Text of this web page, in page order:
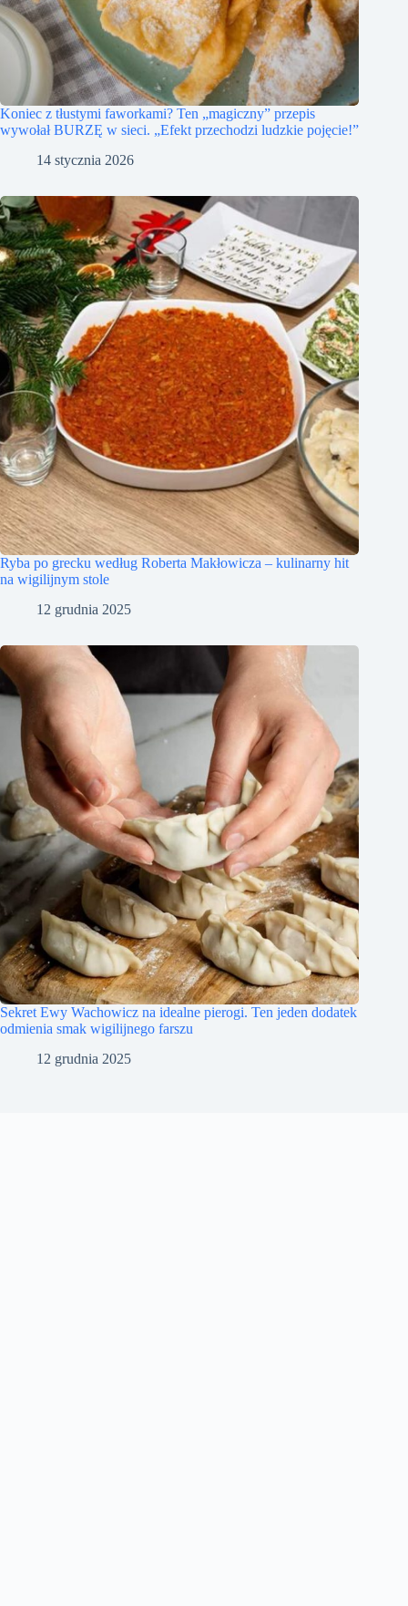
Koniec z tłustymi faworkami? Ten „magiczny” przepis
wywołał BURZĘ w sieci. „Efekt przechodzi ludzkie pojęcie!”
14 stycznia 2026
Ryba po grecku według Roberta Makłowicza – kulinarny hit
na wigilijnym stole
12 grudnia 2025
Sekret Ewy Wachowicz na idealne pierogi. Ten jeden dodatek
odmienia smak wigilijnego farszu
12 grudnia 2025